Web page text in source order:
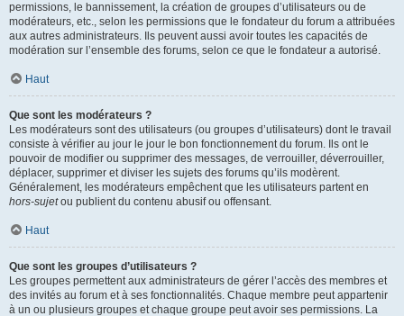
permissions, le bannissement, la création de groupes d’utilisateurs ou de
modérateurs, etc., selon les permissions que le fondateur du forum a attribuées
aux autres administrateurs. Ils peuvent aussi avoir toutes les capacités de
modération sur l’ensemble des forums, selon ce que le fondateur a autorisé.
Haut
Que sont les modérateurs ?
Les modérateurs sont des utilisateurs (ou groupes d’utilisateurs) dont le travail
consiste à vérifier au jour le jour le bon fonctionnement du forum. Ils ont le
pouvoir de modifier ou supprimer des messages, de verrouiller, déverrouiller,
déplacer, supprimer et diviser les sujets des forums qu’ils modèrent.
Généralement, les modérateurs empêchent que les utilisateurs partent en
hors-sujetou publient du contenu abusif ou offensant.
Haut
Que sont les groupes d’utilisateurs ?
Les groupes permettent aux administrateurs de gérer l’accès des membres et
des invités au forum et à ses fonctionnalités. Chaque membre peut appartenir
à un ou plusieurs groupes et chaque groupe peut avoir ses permissions. La